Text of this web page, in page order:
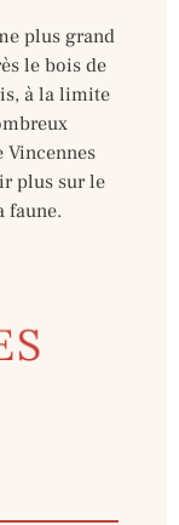
plus grand
le bois de
à la limite
Vincennes
plus sur le
faune.